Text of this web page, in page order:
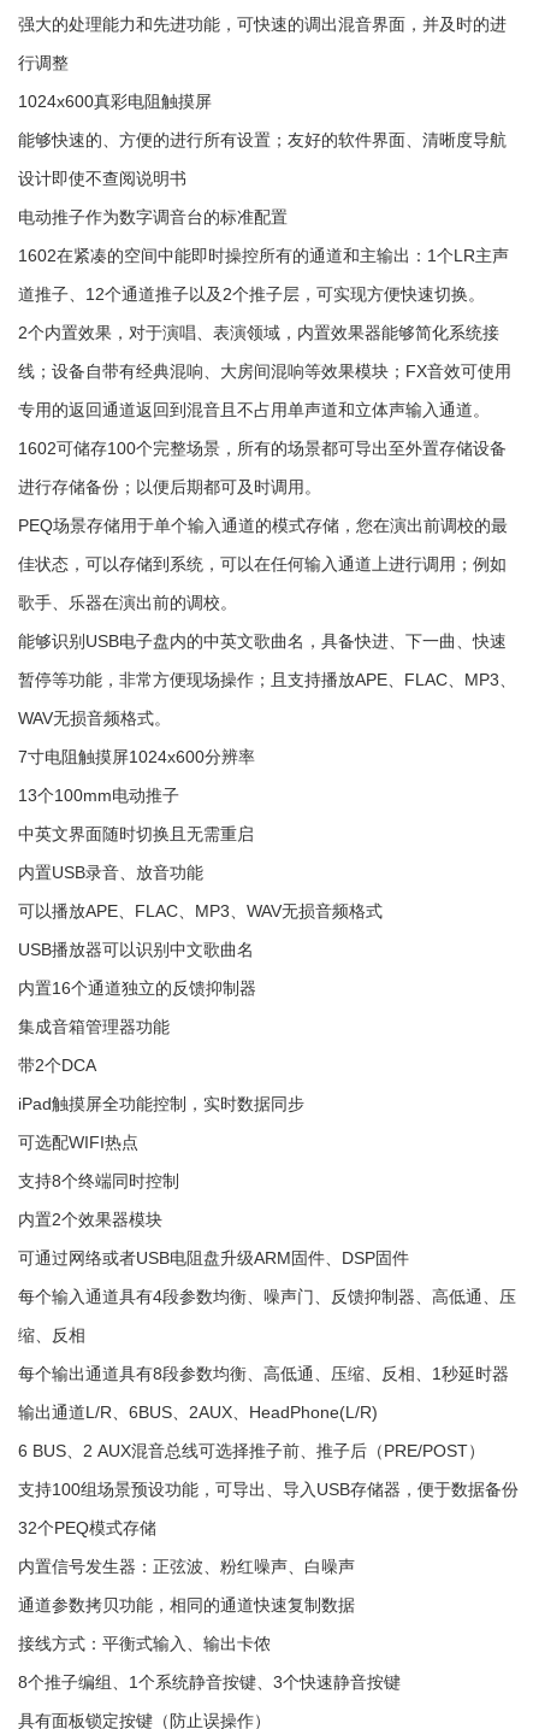
强大的处理能力和先进功能，可快速的调出混音界面，并及时的进
行调整
1024x600真彩电阻触摸屏
能够快速的、方便的进行所有设置；友好的软件界面、清晰度导航
设计即使不查阅说明书
电动推子作为数字调音台的标准配置
1602在紧凑的空间中能即时操控所有的通道和主输出：1个LR主声
道推子、12个通道推子以及2个推子层，可实现方便快速切换。
2个内置效果，对于演唱、表演领域，内置效果器能够简化系统接
线；设备自带有经典混响、大房间混响等效果模块；FX音效可使用
专用的返回通道返回到混音且不占用单声道和立体声输入通道。
1602可储存100个完整场景，所有的场景都可导出至外置存储设备
进行存储备份；以便后期都可及时调用。
PEQ场景存储用于单个输入通道的模式存储，您在演出前调校的最
佳状态，可以存储到系统，可以在任何输入通道上进行调用；例如
歌手、乐器在演出前的调校。
能够识别USB电子盘内的中英文歌曲名，具备快进、下一曲、快速
暂停等功能，非常方便现场操作；且支持播放APE、FLAC、MP3、
WAV无损音频格式。
7寸电阻触摸屏1024x600分辨率
13个100mm电动推子
中英文界面随时切换且无需重启
内置USB录音、放音功能
可以播放APE、FLAC、MP3、WAV无损音频格式
USB播放器可以识别中文歌曲名
内置16个通道独立的反馈抑制器
集成音箱管理器功能
带2个DCA
iPad触摸屏全功能控制，实时数据同步
可选配WIFI热点
支持8个终端同时控制
内置2个效果器模块
可通过网络或者USB电阻盘升级ARM固件、DSP固件
每个输入通道具有4段参数均衡、噪声门、反馈抑制器、高低通、压
缩、反相
每个输出通道具有8段参数均衡、高低通、压缩、反相、1秒延时器
输出通道L/R、6BUS、2AUX、HeadPhone(L/R)
6 BUS、2 AUX混音总线可选择推子前、推子后（PRE/POST）
支持100组场景预设功能，可导出、导入USB存储器，便于数据备份
32个PEQ模式存储
内置信号发生器：正弦波、粉红噪声、白噪声
通道参数拷贝功能，相同的通道快速复制数据
接线方式：平衡式输入、输出卡侬
8个推子编组、1个系统静音按键、3个快速静音按键
具有面板锁定按键（防止误操作）